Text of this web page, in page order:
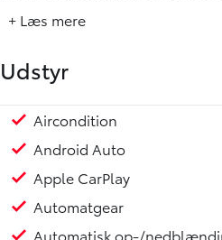
Her er nogle af de mange
- Android Auto & Apple CarPlay
- Bakkamera & 360° kamera
- Adaptiv fartpilot &
- El indst. førersæde m.
varme
- JBL lydanlæg m. subwoofer
+ Læs mere
Udstyr
Aircondition
Android Auto
Apple CarPlay
Automatgear
Automatisk op-/
Håndfri telefon
Klimaanlæg
Multifunktionsrat
Navigation
Nøglefri døre
Nøglefri start
Parkeringssensor for/bag
Regnsensor
Sædevarme for/bag
Trådløs mobilopladning
USB-C tilslutning
18" Alufælge
Lygtevasker
LED baglygter
Adaptive forlygter
Mørktonede ruder bag
Metallak
Armlæn
Armlæn bag
Delkunstlæderindtræk
JBL lydanlæg m. subwoofer
Kopholder
Justerbart rat
Rat m. varme
Airbag
ABS
Førerovervågning med
Isofix
Selealarm
Skiltegenkendelse
Træthedsregistrering
360° kamera
4-hjulstræk
Mulighed for attraktiv
Toyota Relax -